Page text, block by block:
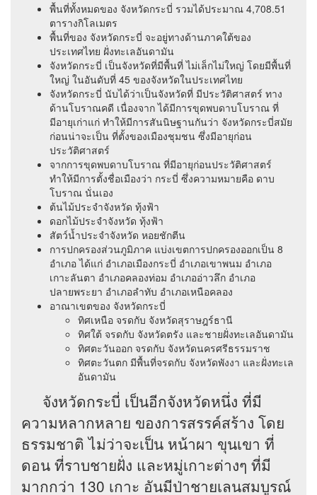
พื้นที่ทั้งหมดของ จังหวัดกระบี่ รวมได้ประมาณ 4,708.51
ตารางกิโลเมตร
พื้นที่ของ จังหวัดกระบี่ จะอยู่ทางด้านภาคใต้ของ
ประเทศไทย ฝั่งทะเลอันดามัน
จังหวัดกระบี่ เป็นจังหวัดที่มีพื้นที่ ไม่เล็กไม่ใหญ่ โดยมีพื้นที่
ใหญ่ ในอันดับที่ 45 ของจังหวัดในประเทศไทย
จังหวัดกระบี่ นับได้ว่าเป็นจังหวัดที่ มีประวัติศาสตร์ ทาง
ด้านโบราณคดี เนื่องจาก ได้มีการขุดพบดาบโบราณ ที่
มีอายุเก่าแก่ ทำให้มีการสันนิษฐานกันว่า จังหวัดกระบี่สมัย
ก่อนน่าจะเป็น ที่ตั้งของเมืองชุมชน ซึ่งมีอายุก่อน
ประวัติศาสตร์
จากการขุดพบดาบโบราณ ที่มีอายุก่อนประวัติศาสตร์
ทำให้มีการตั้งชื่อเมืองว่า กระบี่ ซึ่งความหมายคือ ดาบ
โบราณ นั่นเอง
ต้นไม้ประจำจังหวัด ทุ้งฟ้า
ดอกไม้ประจำจังหวัด ทุ้งฟ้า
สัตว์น้ำประจำจังหวัด หอยชักตีน
การปกครองส่วนภูมิภาค แบ่งเขตการปกครองออกเป็น 8
อำเภอ ได้แก่ อำเภอเมืองกระบี่ อำเภอเขาพนม อำเภอ
เกาะลันตา อำเภอคลองท่อม อำเภออ่าวลึก อำเภอ
ปลายพระยา อำเภอลำทับ อำเภอเหนือคลอง
อาณาเขตของ จังหวัดกระบี่
ทิศเหนือ จรดกับ จังหวัดสุราษฎร์ธานี
ทิศใต้ จรดกับ จังหวัดตรัง และชายฝั่งทะเลอันดามัน
ทิศตะวันออก จรดกับ จังหวัดนครศรีธรรมราช
ทิศตะวันตก มีพื้นที่จรดกับ จังหวัดพังงา และฝั่งทะเล
อันดามัน
จังหวัดกระบี่ เป็นอีกจังหวัดหนึ่ง ที่มี
ความหลากหลาย ของการสรรค์สร้าง โดย
ธรรมชาติ ไม่ว่าจะเป็น หน้าผา ขุนเขา ที่
ดอน ที่ราบชายฝั่ง และหมู่เกาะต่างๆ ที่มี
มากกว่า 130 เกาะ อันมีป่าชายเลนสมบูรณ์